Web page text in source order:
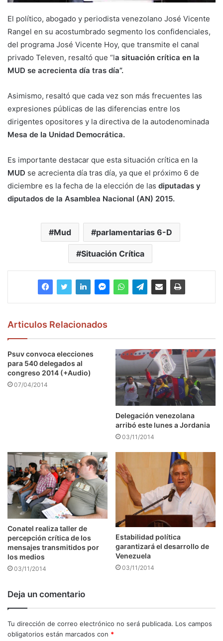
El político, abogado y periodista venezolano José Vicente
Rangel en su acostumbrado segmento los confidenciales,
del programa José Vicente Hoy, que transmite el canal
privado Televen, resaltó que “la situación crítica en la
MUD se acrecienta día tras día”.
Asimismo, resaltó que cada vez son más frecuentes las
expresiones públicas de las diferencias entre los
dirigentes opositores y la directiva de la autodenominada
Mesa de la Unidad Democrática.
Es importante destacar que esta situación crítica en la
MUD se acrecienta día tras día, ya que el próximo 6 de
diciembre es la fecha de la elección de las diputadas y
diputados de la Asamblea Nacional (AN) 2015.
Mud parlamentarias 6-D
Situación Crítica
Articulos Relacionados
Psuv convoca elecciones
para 540 delegados al
congreso 2014 (+Audio)
07/04/2014
Delegación venezolana
arribó este lunes a Jordania
03/11/2014
Conatel realiza taller de
percepción crítica de los
mensajes transmitidos por
los medios
03/11/2014
Estabilidad política
garantizará el desarrollo de
Venezuela
03/11/2014
Deja un comentario
Tu dirección de correo electrónico no será publicada. Los campos
obligatorios están marcados con *